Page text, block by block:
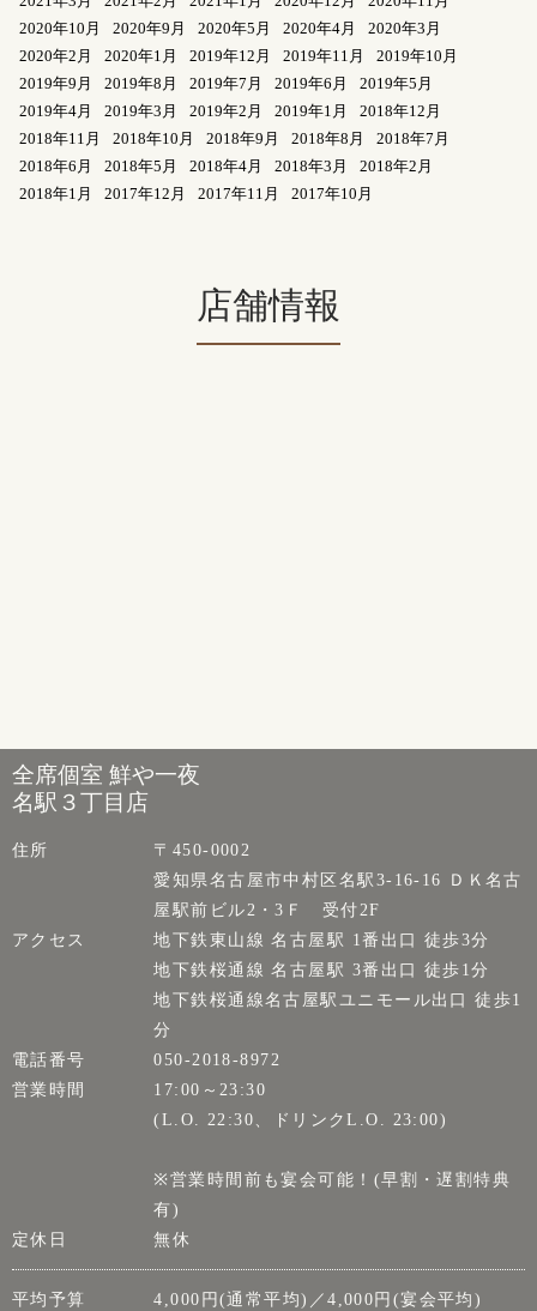
2020年10月
2020年9月 2020年5月 2020年4月
2020年3月
2020年2月
2020年1月 2019年12月 2019年11月
2019年10月
2019年9月
2019年8月 2019年7月 2019年6月
2019年5月
2019年4月
2019年3月 2019年2月 2019年1月
2018年12月
2018年11月
2018年10月 2018年9月 2018年8月
2018年7月
2018年6月
2018年5月 2018年4月 2018年3月
2018年2月
2018年1月
2017年12月 2017年11月 2017年10月
店舗情報
全席個室 鮮や一夜
名駅３丁目店
住所
〒450-0002
愛知県名古屋市中村区名駅3-16-16 ＤＫ名古
屋駅前ビル2・3Ｆ 受付2F
アクセス
地下鉄東山線 名古屋駅 1番出口 徒歩3分
地下鉄桜通線 名古屋駅 3番出口 徒歩1分
地下鉄桜通線名古屋駅ユニモール出口 徒歩1
分
電話番号
050-2018-8972
営業時間
17:00～23:30
(L.O. 22:30、ドリンクL.O. 23:00)
※営業時間前も宴会可能！(早割・遅割特典
有)
定休日
無休
平均予算
4,000円(通常平均)／4,000円(宴会平均)